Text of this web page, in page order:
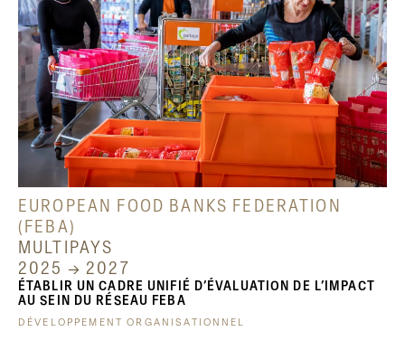
EUROPEAN FOOD BANKS FEDERATION
(FEBA)
MULTIPAYS
2025 → 2027
ÉTABLIR UN CADRE UNIFIÉ D’ÉVALUATION DE L’IMPACT
AU SEIN DU RÉSEAU FEBA
DÉVELOPPEMENT ORGANISATIONNEL